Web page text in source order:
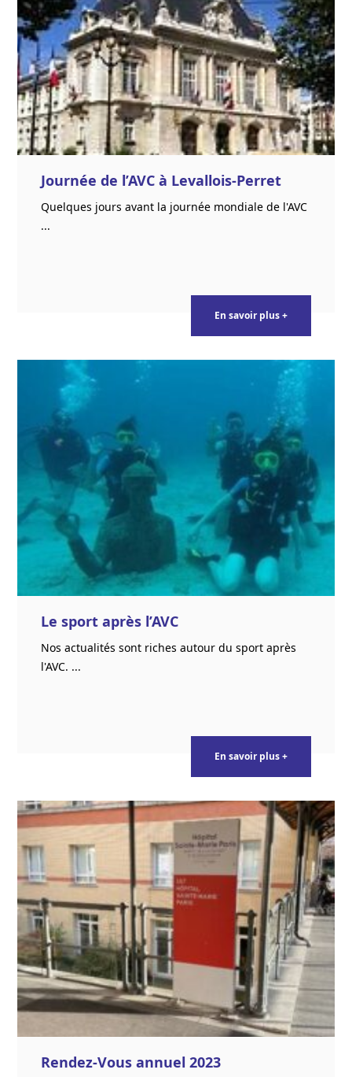
Journée de l’AVC à Levallois-Perret
Quelques jours avant la journée mondiale de l'AVC
...
En savoir plus +
Le sport après l’AVC
Nos actualités sont riches autour du sport après
l'AVC. ...
En savoir plus +
Rendez-Vous annuel 2023